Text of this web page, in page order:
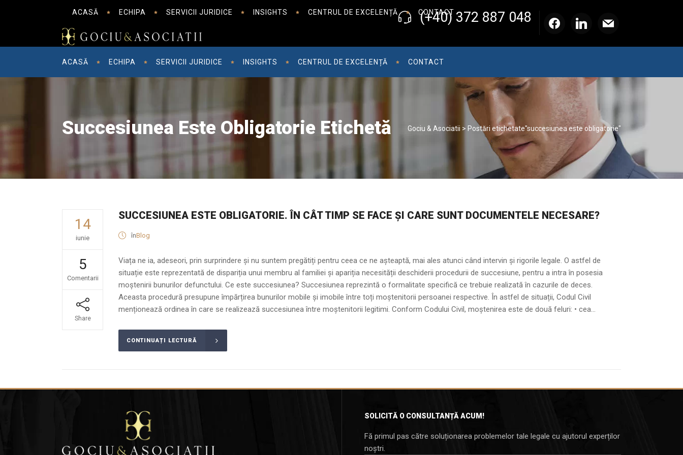
(+40) 372 887 048 facebook linkedin
ACASĂ ECHIPA SERVICII JURIDICE INSIGHTS CENTRUL DE EXCELENȚĂ CONTACT
ACASĂ ECHIPA SERVICII JURIDICE INSIGHTS CENTRUL DE EXCELENȚĂ CONTACT
Succesiunea Este Obligatorie Etichetă Gociu & Asociatii > Postări etichetate"succesiunea este obligatorie"
14
iunie
5
Comentarii
Share
SUCCESIUNEA ESTE OBLIGATORIE. ÎN CÂT TIMP SE FACE ȘI CARE SUNT DOCUMENTELE NECESARE?
înBlog
Viața ne ia, adeseori, prin surprindere și nu suntem pregătiți pentru ceea ce ne așteaptă, mai ales atunci când intervin și rigorile legale. O astfel de
situație este reprezentată de dispariția unui membru al familiei și apariția necesității deschiderii procedurii de succesiune, pentru a intra în posesia
moștenirii bunurilor defunctului. Ce este succesiunea? Succesiunea reprezintă o formalitate specifică ce trebuie realizată în cazurile de deces.
Aceasta procedură presupune împărțirea bunurilor mobile și imobile între toți moștenitorii persoanei respective. În astfel de situații, Codul Civil
menționează ordinea în care se realizează succesiunea între moștenitorii legitimi. Conform Codului Civil, moștenirea este de două feluri: • cea...
CONTINUAȚI LECTURĂ
SOLICITĂ O CONSULTANȚĂ ACUM!
Fă primul pas către soluționarea problemelor tale legale cu ajutorul experților
noștri.